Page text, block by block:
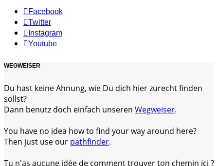
Facebook
Twitter
Instagram
Youtube
WEGWEISER
Du hast keine Ahnung, wie Du dich hier zurecht finden
sollst?
Dann benutz doch einfach unseren Wegweiser.
You have no idea how to find your way around here?
Then just use our pathfinder.
Tu n'as aucune idée de comment trouver ton chemin ici ?